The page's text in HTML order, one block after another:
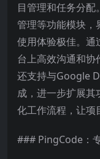
目管理和任务分
管理等功能模块，
使用体验极佳。
台上高效沟通和
还支持与Google
成，进一步扩展其
化工作流程，让项
### PingCode：